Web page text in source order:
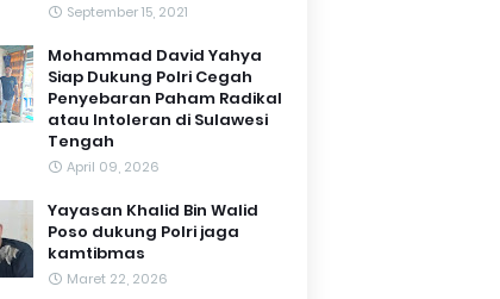
September 15, 2021
Mohammad David Yahya
Siap Dukung Polri Cegah
Penyebaran Paham Radikal
atau Intoleran di Sulawesi
Tengah
April 09, 2026
Yayasan Khalid Bin Walid
Poso dukung Polri jaga
kamtibmas
Maret 22, 2026